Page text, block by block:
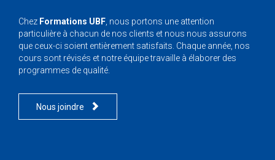
Chez Formations UBF , nous portons une attention
particulière à chacun de nos clients et nous nous assurons
que ceux-ci soient entièrement satisfaits. Chaque année, nos
cours sont révisés et notre équipe travaille à élaborer des
programmes de qualité.
Nous joindre 